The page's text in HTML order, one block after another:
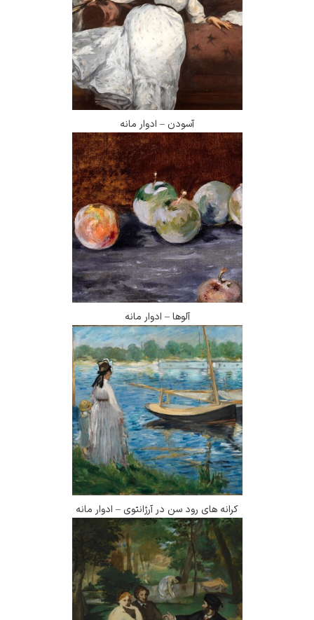
آسودن – ادوار مانه
آلوها – ادوار مانه
کرانه های رود سن در آرژانتوی – ادوار مانه